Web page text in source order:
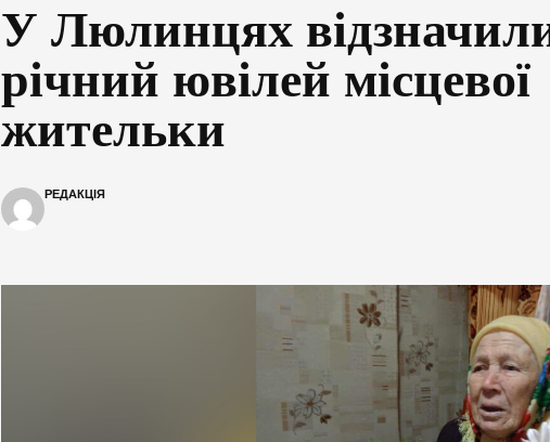
У Люлинцях
річний ювілей місцевої
жительки
РЕДАКЦІЯ